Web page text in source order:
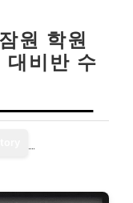
원 학원
대비반 수